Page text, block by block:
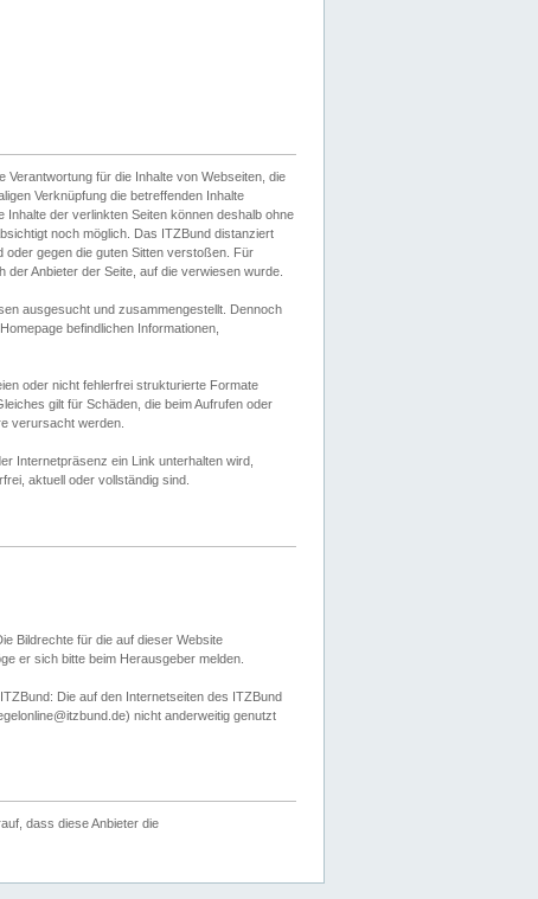
für die Inhalte von Webseiten, die
Verknüpfung die betreffenden Inhalte
der verlinkten Seiten können deshalb ohne
noch möglich. Das ITZBund distanziert
gegen die guten Sitten verstoßen. Für
Anbieter der Seite, auf die verwiesen wurde.
ausgesucht und zusammengestellt. Dennoch
befindlichen Informationen,
oder nicht fehlerfrei strukturierte Formate
gilt für Schäden, die beim Aufrufen oder
verursacht werden.
Internetpräsenz ein Link unterhalten wird,
aktuell oder vollständig sind.
Bildrechte für die auf dieser Website
er sich bitte beim Herausgeber melden.
Die auf den Internetseiten des ITZBund
nicht anderweitig genutzt
dass diese Anbieter die